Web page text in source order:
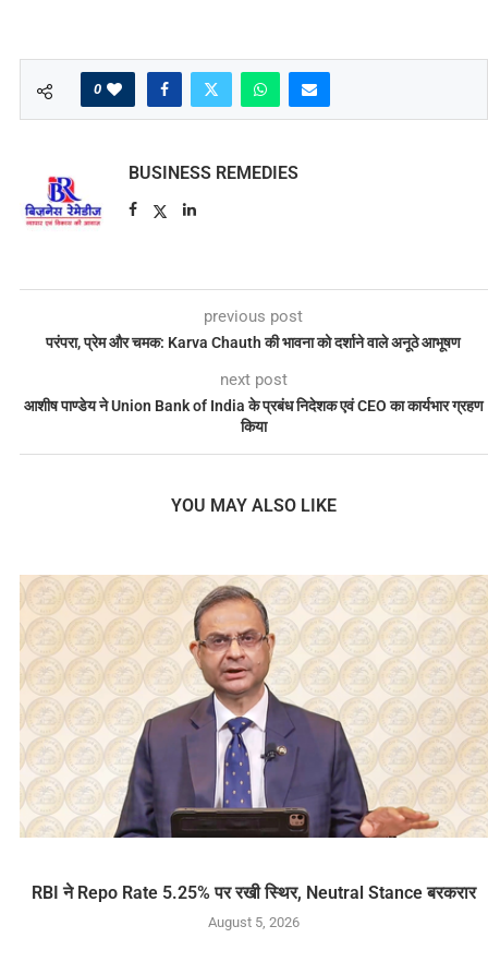
0
BUSINESS REMEDIES
previous post
परंपरा, प्रेम और चमक: Karva Chauth की भावना को दर्शाने वाले अनूठे आभूषण
next post
आशीष पाण्डेय ने Union Bank of India के प्रबंध निदेशक एवं CEO का कार्यभार ग्रहण
किया
YOU MAY ALSO LIKE
RBI ने Repo Rate 5.25% पर रखी स्थिर, Neutral Stance बरकरार
August 5, 2026